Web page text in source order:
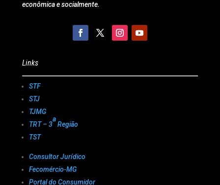
econômica e socialmente.
Links
STF
STJ
TJMG
TRT – 3
a
Região
TST
Consultor Jurídico
Fecomércio-MG
Portal do Consumidor